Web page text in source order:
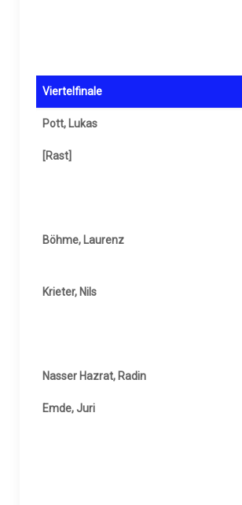
Viertelfinale
Pott, Lukas
[Rast]
Böhme, Laurenz
Krieter, Nils
Nasser Hazrat, Radin
Emde, Juri